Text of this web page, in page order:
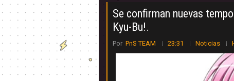
Se confirman nuevas
Kyu-Bu!.
Por PnS TEAM 23:31 Noticias